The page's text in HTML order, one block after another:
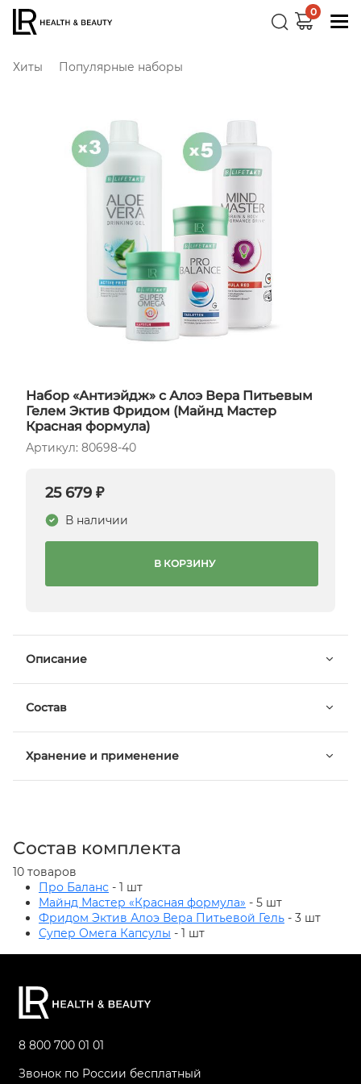
0
Хиты Популярные наборы
Набор «Антиэйдж» с Алоэ Вера Питьевым
Гелем Эктив Фридом (Майнд Мастер
Красная формула)
Артикул: 80698-40
25 679 ₽
В наличии
В КОРЗИНУ
Описание
Состав
Хранение и применение
Состав комплекта
10 товаров
Про Баланс - 1 шт
Майнд Мастер «Красная формула» - 5 шт
Фридом Эктив Алоэ Вера Питьевой Гель - 3 шт
Супер Омега Капсулы - 1 шт
8 800 700 01 01
Звонок по России бесплатный